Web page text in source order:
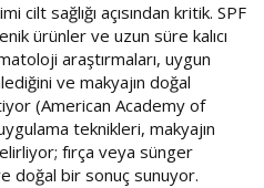
cilt sağlığı açısından kritik. SPF
ürünler ve uzun süre kalıcı
araştırmaları, uygun
ve makyajın doğal
(American Academy of
teknikleri, makyajın
fırça veya sünger
doğal bir sonuç sunuyor.